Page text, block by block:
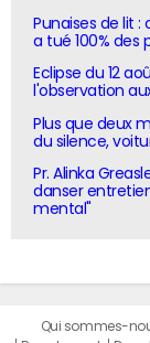
Punaises de lit
a tué 100% des
Eclipse du 12
l'observation
Plus que deux
du silence,
Pr. Alinka
danser
mental"
Qui sommes-